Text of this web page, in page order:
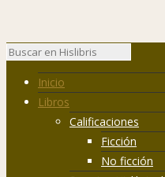
Inicio
Libros
Calificaciones
Ficción
No ficción